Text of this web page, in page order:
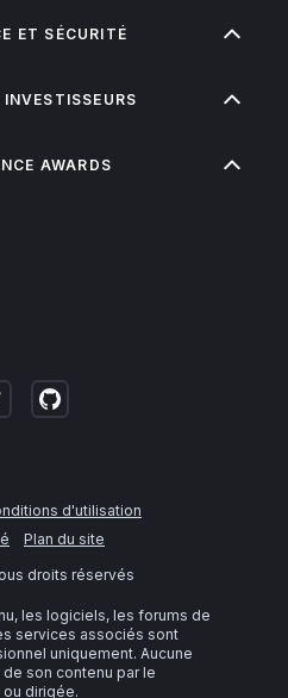
ET SÉCURITÉ
AWARDS
d'utilisation
Plan du site
droits réservés
les logiciels, les forums de
services associés sont
uniquement. Aucune
son contenu par le
dirigée.